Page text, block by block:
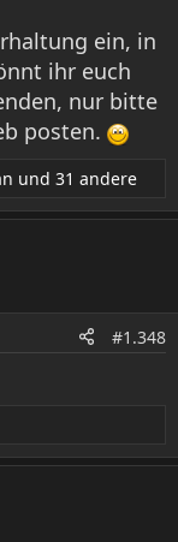
ein, in
ihr euch
nur bitte
posten.
und 31 andere
#1.348